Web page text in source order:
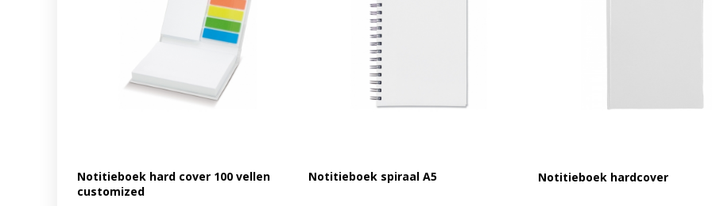
Notitieboek hard cover 100 vellen
customized
Notitieboek spiraal A5 Notitieboek hardcover